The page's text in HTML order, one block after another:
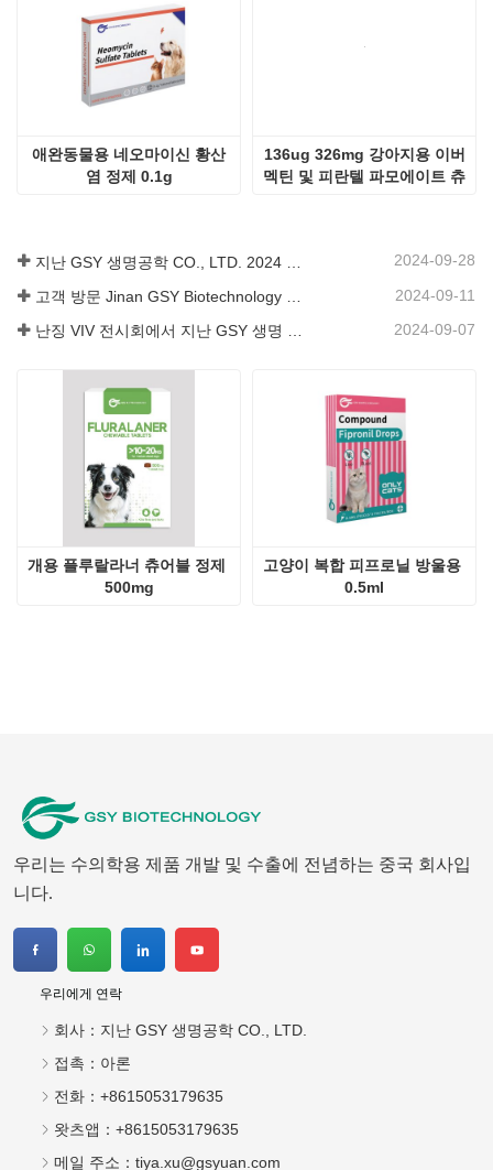
애완동물용 네오마이신 황산
염 정제 0.1g
136ug 326mg 강아지용 이버
멕틴 및 피란텔 파모에이트 츄
2024-09-28
2024-09-11
난징 VIV 전시회에서 지난 GSY 생명 공학 유한 공사 2024-09-07
개용 플루랄라너 츄어블 정제
500mg
고양이 복합 피프로닐 방울용
0.5ml
우리는 수의학용 제품 개발 및 수출에 전념하는 중국 회사입
니다.
우리에게 연락
회사： 지난 GSY 생명공학 CO., LTD.
접촉： 아론
전화： +8615053179635
왓츠앱： +8615053179635
메일 주소： tiya.xu@gsyuan.com